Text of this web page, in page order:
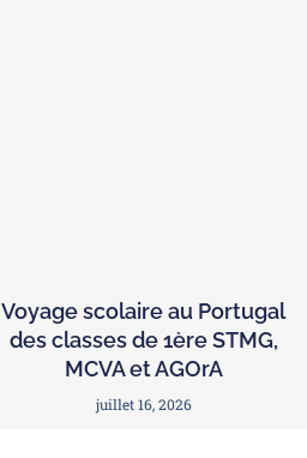
Voyage scolaire au Portugal
des classes de 1ère STMG,
MCVA et AGOrA
juillet 16, 2026